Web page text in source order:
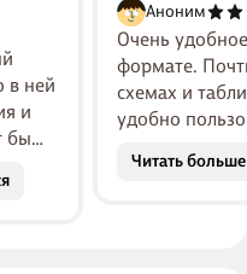
в ней
и
бы
Аноним
Очень
формате.
схемах и
удобно
курсу. Можно
Читать больше